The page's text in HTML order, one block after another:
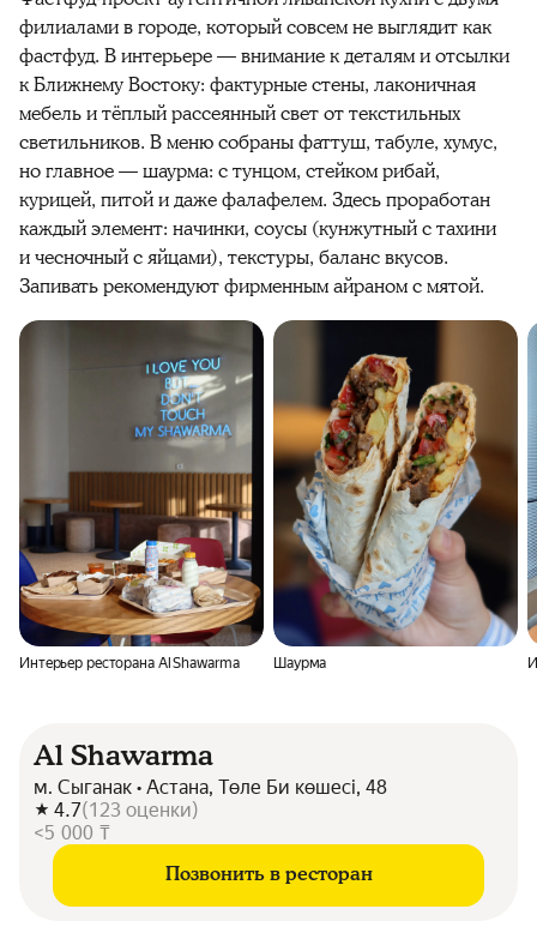
филиалами в городе, который совсем не выглядит как
фастфуд. В интерьере — внимание к деталям и отсылки
к Ближнему Востоку: фактурные стены, лаконичная
мебель и тёплый рассеянный свет от текстильных
светильников. В меню собраны фаттуш, табуле, хумус,
но главное — шаурма: с тунцом, стейком рибай,
курицей, питой и даже фалафелем. Здесь проработан
каждый элемент: начинки, соусы (кунжутный с тахини
и чесночный с яйцами), текстуры, баланс вкусов.
Запивать рекомендуют фирменным айраном с мятой.
Интерьер ресторана Al Shawarma Шаурма
Al Shawarma
м. Сыганак • Астана, Төле Би көшесі, 48
4.7(123 оценки)
<5 000 ₸
Позвонить в ресторан